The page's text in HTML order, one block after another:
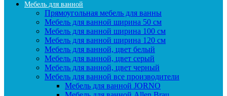
Мебель для ванной
Прямоугольная мебель для ванны
Мебель для ванной ширина 50 см
Мебель для ванной ширина 100 см
Мебель для ванной ширина 120 см
Мебель для ванной, цвет белый
Мебель для ванной, цвет серый
Мебель для ванной, цвет черный
Мебель для ванной все производители
Мебель для ванной JORNO